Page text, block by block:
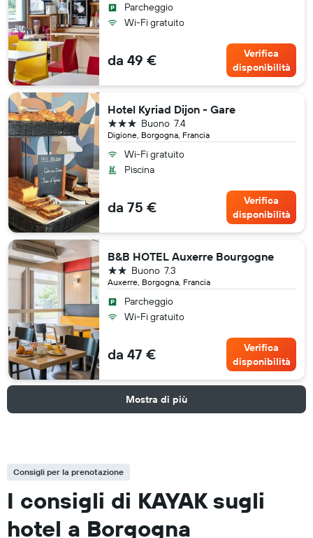
Parcheggio
Wi-Fi gratuito
da 49 €
Verifica
disponibilità
Hotel Kyriad Dijon - Gare
Digione, Borgogna, Francia
7.4
Buono
3 stelle
Wi-Fi gratuito
Piscina
da 75 €
Verifica
disponibilità
B&B HOTEL Auxerre Bourgogne
Auxerre, Borgogna, Francia
7.3
Buono
2 stelle
Parcheggio
Wi-Fi gratuito
da 47 €
Verifica
disponibilità
Mostra di più
Consigli per la prenotazione
I consigli di KAYAK sugli
hotel a Borgogna